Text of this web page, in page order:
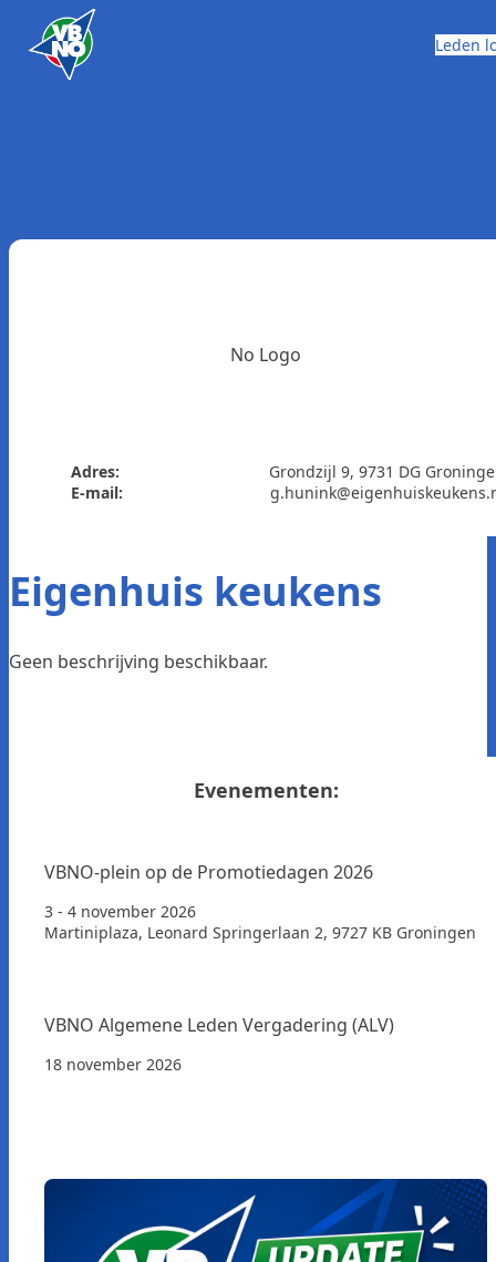
Skip to content
Leden
No Logo
Adres:
Grondzijl 9, 9731 DG
E-mail:
Eigenhuis keukens
Geen beschrijving beschikbaar.
Evenementen:
VBNO-plein op de Promotiedagen 2026
3 - 4 november 2026
Martiniplaza, Leonard Springerlaan 2, 9727 KB Groningen
VBNO Algemene Leden Vergadering (ALV)
18 november 2026